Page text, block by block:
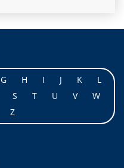
G H I J K
L
S T U V
W
Z